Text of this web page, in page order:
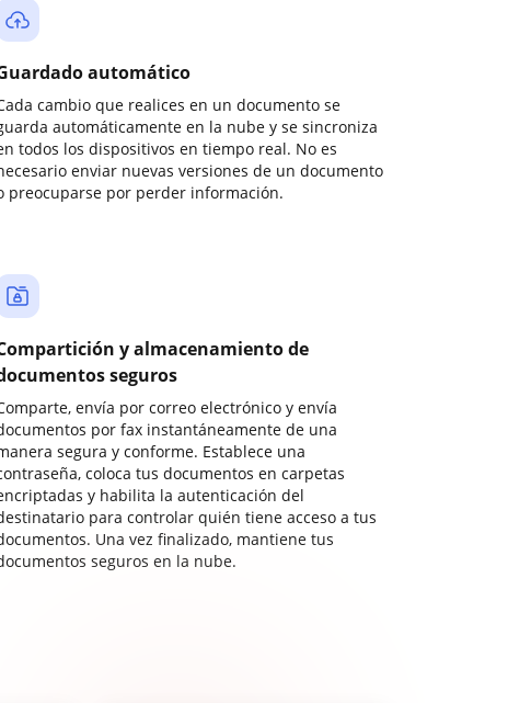
automático
cambio que realices en un documento se
automáticamente en la nube y se sincroniza
todos los dispositivos en tiempo real. No es
enviar nuevas versiones de un documento
preocuparse por perder información.
y almacenamiento de
seguros
envía por correo electrónico y envía
por fax instantáneamente de una
segura y conforme. Establece una
coloca tus documentos en carpetas
y habilita la autenticación del
para controlar quién tiene acceso a tus
Una vez finalizado, mantiene tus
seguros en la nube.